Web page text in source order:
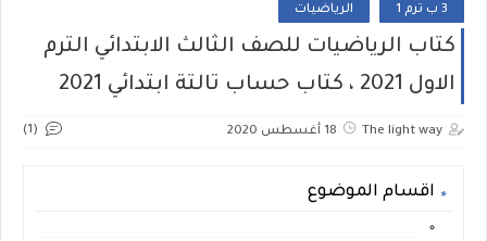
3 ب ترم 1 الرياضيات
كتاب الرياضيات للصف الثالث الابتدائي الترم
الاول 2021 ، كتاب حساب تالتة ابتدائي 2021
The light way 18 أغسطس 2020 (1)
اقسام الموضوع